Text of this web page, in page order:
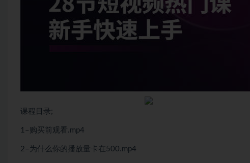
课程目录;
1–购买前观看.mp4
2–为什么你的播放量卡在500.mp4